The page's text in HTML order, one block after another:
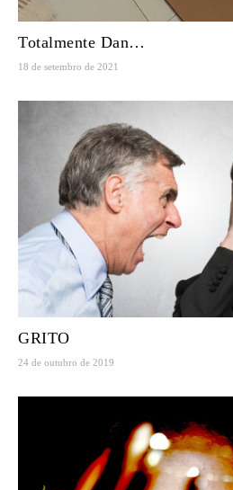
Totalmente Dan…
18 de setembro de 2021
GRITO
24 de outubro de 2019